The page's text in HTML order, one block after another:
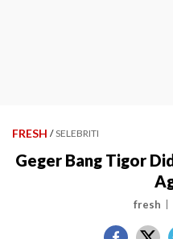
FRESH / SELEBRITI
Geger Bang Tigor
fresh